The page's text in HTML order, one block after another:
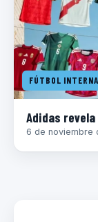
FÚTBOL
Adidas
6 de noviembre